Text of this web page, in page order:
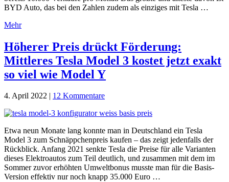
BYD Auto, das bei den Zahlen zudem als einziges mit Tesla …
Mehr
Höherer Preis drückt Förderung:
Mittleres Tesla Model 3 kostet jetzt exakt
so viel wie Model Y
4. April 2022 12 Kommentare
Etwa neun Monate lang konnte man in Deutschland ein Tesla
Model 3 zum Schnäppchenpreis kaufen – das zeigt jedenfalls der
Rückblick. Anfang 2021 senkte Tesla die Preise für alle Varianten
dieses Elektroautos zum Teil deutlich, und zusammen mit dem im
Sommer zuvor erhöhten Umweltbonus musste man für die Basis-
Version effektiv nur noch knapp 35.000 Euro …